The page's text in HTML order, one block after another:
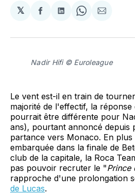
𝕏
Partager
Facebook
Partager
LinkedIn
Share
WhatsApp
Nadir Hifi © Euroleague
Le vent est-il en train de
majorité de l'effectif, la réponse
pourrait être différente pour
ans), pourtant annoncé depuis
partance vers Monaco. En
embarquée dans la finale de
club de la capitale, la Roca
pas pouvoir recruter le "Prince
rapproche d'une prolongation
de Lucas.